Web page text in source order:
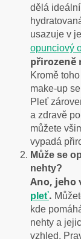
dělá
usazuje v
opunciový
přirozeně
Kromě
make-up
Pleť
a zdravě
můžete
vypadá
Může se
nehty?
Ano, jeho
pleť.
kde
nehty a
vzhled.